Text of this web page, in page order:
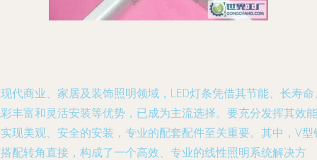
代商业、家居及装饰照明领域，LED灯条凭借其节能、长寿命
丰富和灵活安装等优势，已成为主流选择。要充分发挥其效能
现美观、安全的安装，专业的配套配件至关重要。其中，V型
配转角直接，构成了一个高效、专业的线性照明系统解决方